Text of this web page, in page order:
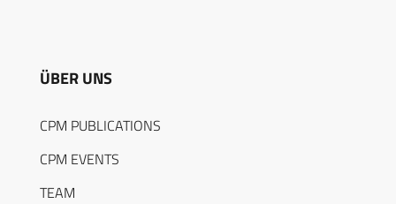
ÜBER UNS
CPM PUBLICATIONS
CPM EVENTS
TEAM